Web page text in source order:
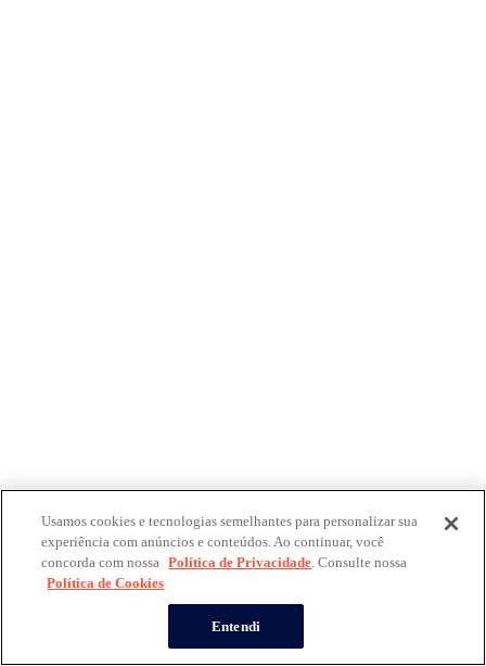
Usamos cookies e tecnologias semelhantes para personalizar sua
experiência com anúncios e conteúdos. Ao continuar, você
concorda com nossa Política de Privacidade. Consulte nossa
Política de Cookies
Entendi